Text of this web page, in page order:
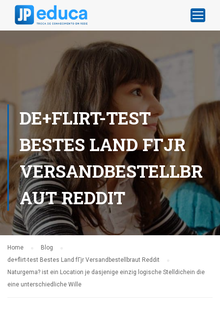
DE+FLIRT-TEST
BESTES LAND FГЈR
VERSANDBESTELLBR
AUT REDDIT
Home
Blog
de+flirt-test Bestes Land fГјr Versandbestellbraut Reddit
Naturgema? ist ein Location je dasjenige einzig logische Stelldichein die
eine unterschiedliche Wille